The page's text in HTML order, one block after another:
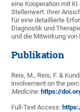
eine Kooperation mit
Stellenwert. Ihrer
für eine detaillierte
Diagnostik und
und die Mitwirkung von
Publikation
Reis, M., Reis, F. &
involvement on the
Medicine. https://
Full-Text Access: